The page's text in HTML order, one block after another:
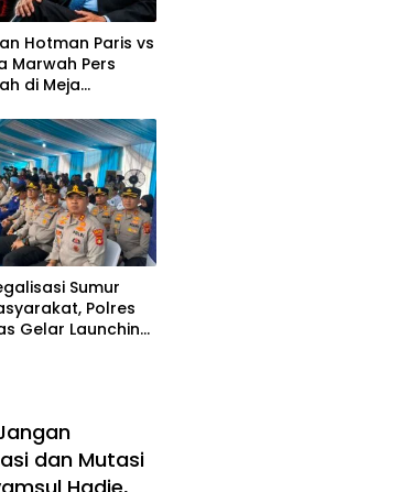
Hotman Paris vs
Marwah Pers
di Meja
(ASH)”
Sumur
Polres
Gelar Launching
dan Mutasi